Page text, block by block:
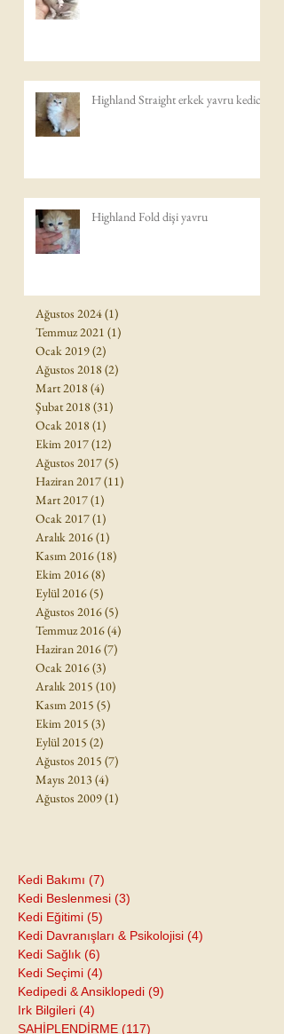
Highland Straight erkek yavru kedicik
Highland Fold dişi yavru
Ağustos 2024(1)
Temmuz 2021 (1)
Ocak 2019(2)
Ağustos 2018 (2)
Mart 2018 (4)
Şubat 2018 (31)
Ocak 2018 (1)
Ekim 2017(12)
Ağustos 2017(5)
Haziran 2017(11)
Mart 2017(1)
Ocak 2017(1)
Aralık 2016(1)
Kasım 2016(18)
Ekim 2016(8)
Eylül 2016(5)
Ağustos 2016(5)
Temmuz 2016(4)
Haziran 2016(7)
Ocak 2016(3)
Aralık 2015 (10)
Kasım 2015 (5)
Ekim 2015 (3)
Eylül 2015 (2)
Ağustos 2015 (7)
Mayıs 2013 (4)
Ağustos 2009(1)
Kedi Bakımı (7)
Kedi Beslenmesi (3)
Kedi Eğitimi (5)
Kedi Davranışları & Psikolojisi (4)
Kedi Sağlık (6)
Kedi Seçimi (4)
Kedipedi & Ansiklopedi (9)
Irk Bilgileri (4)
SAHİPLENDİRME (117)